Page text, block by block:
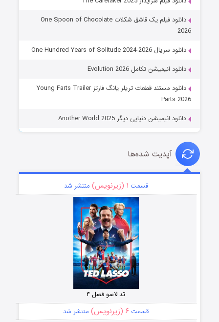
دانلود فیلم یک قاشق شکلات One Spoon of Chocolate
2026
دانلود سریال One Hundred Years of Solitude 2024-2026
دانلود انیمیشن تکامل Evolution 2026
دانلود مستند قطعات تریلر یانگ فارتز Young Farts Trailer
Parts 2026
دانلود انیمیشن دنیایی دیگر Another World 2025
آپدیت شده‌ها
قسمت ۱ (زیرنویس) منتشر شد
تد لاسو فصل ۴
قسمت ۶ (زیرنویس) منتشر شد